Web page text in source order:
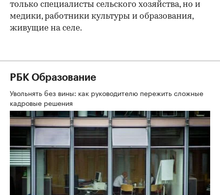
только специалисты сельского хозяйства, но и
медики, работники культуры и образования,
живущие на селе.
РБК Образование
Увольнять без вины: как руководителю пережить сложные
кадровые решения